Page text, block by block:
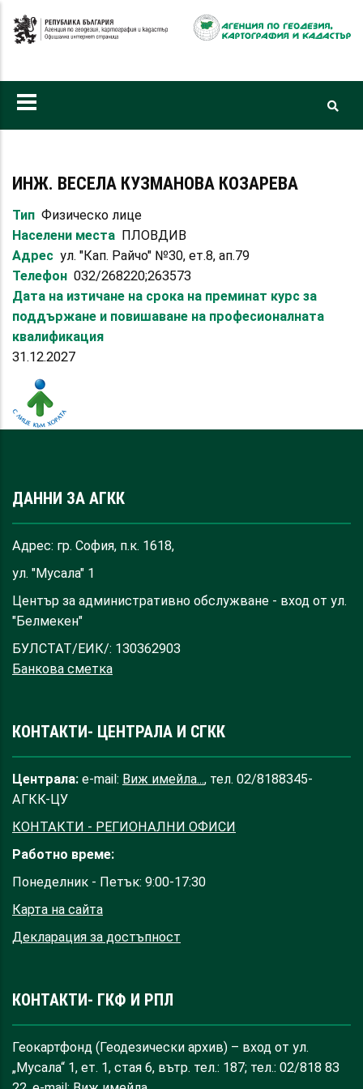
към
ИНЖ. ВЕСЕЛА КУЗМАНОВА КОЗАРЕВА
Тип Физическо лице
Населени места ПЛОВДИВ
Адрес ул. "Кап. Райчо" №30, ет.8, ап.79
Телефон 032/268220;263573
Дата на изтичане на срока на преминат курс за
поддържане и повишаване на професионалната
квалификация
31.12.2027
ДАННИ ЗА АГКК
Адрес: гр. София, п.к. 1618,
ул. "Мусала" 1
Център за административно обслужване - вход от ул.
"Белмекен"
БУЛСТАТ/ЕИК/: 130362903
Банкова сметка
КОНТАКТИ- ЦЕНТРАЛА И СГКК
Централа: e-mail: Виж имейла..., тел. 02/8188345-
АГКК-ЦУ
КОНТАКТИ - РЕГИОНАЛНИ ОФИСИ
Работно време:
Понеделник - Петък: 9:00-17:30
Карта на сайта
Декларация за достъпност
КОНТАКТИ- ГКФ И РПЛ
Геокартфонд (Геодезически архив) – вход от ул.
„Мусала“ 1, ет. 1, стая 6, вътр. тел.: 187; тел.: 02/818 83